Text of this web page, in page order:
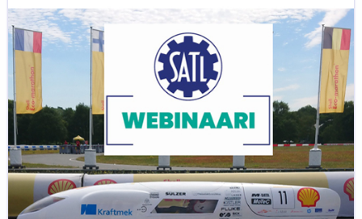
Remmi-
Teamin
toimintaan
tutustuminen
30.3.2023
kello
18:00